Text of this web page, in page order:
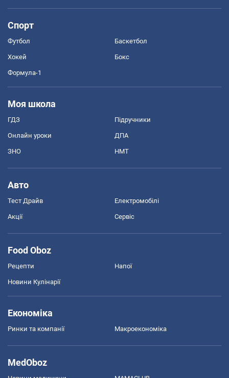
Спорт
Футбол Баскетбол
Хокей Бокс
Формула-1
Моя школа
ГДЗ Підручники
Онлайн уроки ДПА
ЗНО НМТ
Авто
Тест Драйв Електромобілі
Акції Сервіс
Food Oboz
Рецепти Напої
Новини Кулінарії
Економіка
Ринки та компанії Макроекономіка
MedOboz